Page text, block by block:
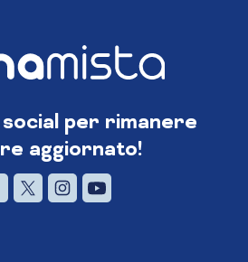
social per rimanere
aggiornato!